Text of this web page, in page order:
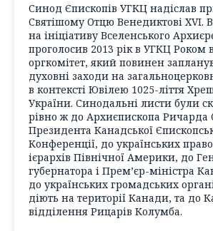
Синод Єпископів УГКЦ надіслав
Святішому Отцю Венедиктові XVI.
на ініціативу Вселенського
проголосив 2013 рік в УГКЦ Роком
оргкомітет, який повинен
духовні заходи на
в контексті Ювілею 1025-ліття
України. Синодальні листи були
рівно ж до Архиєпископа Ричарда
Президента Канадської
Конференції, до українських
ієрархів Північної Америки, до
губернатора і Прем’єр-міністра
до українських громадських
діють на території Канади, та до
відділення Рицарів Колумба.